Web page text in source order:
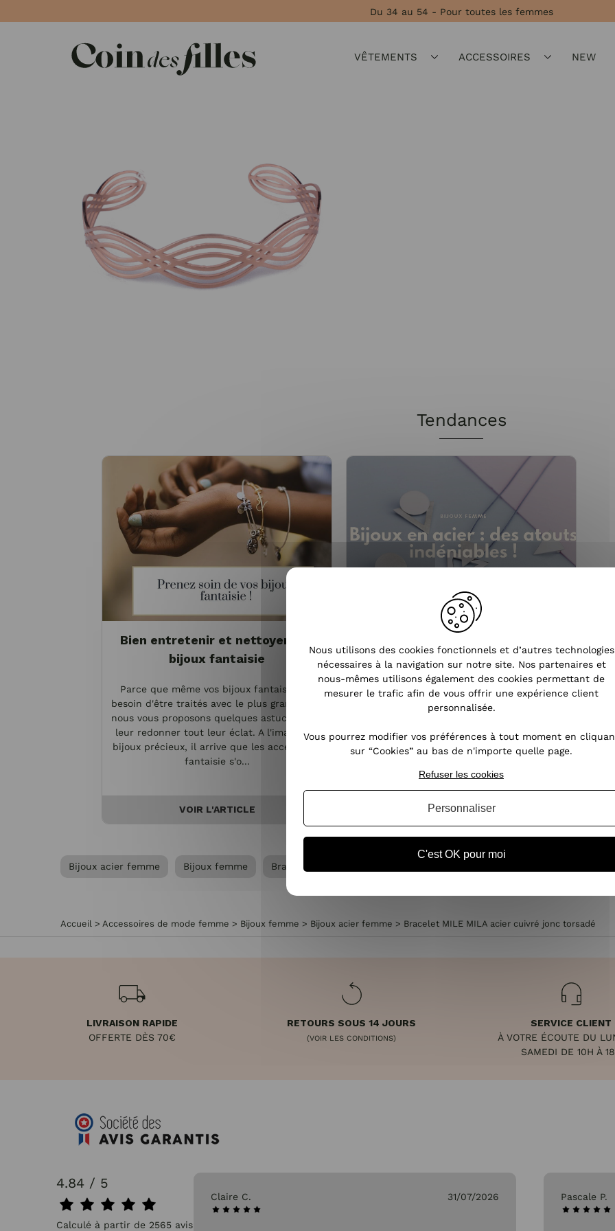
Du 34 au 54 - Pour toutes les femmes
VÊTEMENTS ACCESSOIRES NEW
Tendances
Bien entretenir et nettoyer vos
bijoux fantaisie
Parce que même vos bijoux fantaisie ont
besoin d'être traités avec le plus grand soin,
nous vous proposons quelques astuces pour
leur redonner tout leur éclat. A l'image des
bijoux précieux, il arrive que les accessoires
fantaisie s'o...
VOIR L'ARTICLE
acier ?
Les bijoux fantaisie font fureur. L'acier est
notamment prisé pour la réalisation de
atouts indéniables permettant aux bijoux de
perdurer dans le temps. Quels sont les
VOIR L'ARTICLE
Bijoux acier femme Bijoux femme Bracelet femme
Accueil > Accessoires de mode femme > Bijoux femme > Bijoux acier femme > Bracelet MILE MILA acier cuivré jonc torsadé
LIVRAISON RAPIDE
OFFERTE DÈS 70€
RETOURS SOUS 14 JOURS
(VOIR LES CONDITIONS)
SERVICE CLIENT
À VOTRE ÉCOUTE DU
SAMEDI DE 10H À
4.84 / 5
Calculé à partir de 2565 avis.
31/07/2026 Pascale P. 26/07/2026 Genevieve
Nous utilisons des cookies fonctionnels et d’autres technologies
nécessaires à la navigation sur notre site. Nos partenaires et
nous-mêmes utilisons également des cookies permettant de
mesurer le trafic afin de vous offrir une expérience client
personnalisée.
Vous pourrez modifier vos préférences à tout moment en
sur “Cookies” au bas de n'importe quelle page.
C'est OK pour moi
Refuser les cookies
Personnaliser